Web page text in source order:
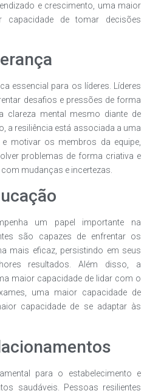
e crescimento, uma maior
capacidade de tomar decisões
essencial para os líderes. Líderes
desafios e pressões de forma
clareza mental mesmo diante de
a resiliência está associada a uma
motivar os membros da equipe,
problemas de forma criativa e
mudanças e incertezas.
um papel importante na
são capazes de enfrentar os
mais eficaz, persistindo em seus
resultados. Além disso, a
maior capacidade de lidar com o
uma maior capacidade de
capacidade de se adaptar às
para o estabelecimento e
saudáveis. Pessoas resilientes